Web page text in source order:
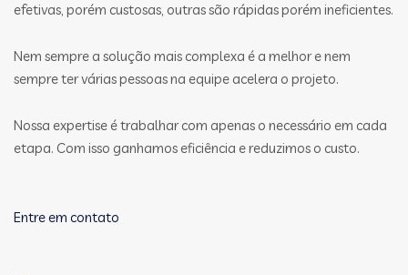
efetivas, porém custosas, outras são rápidas porém ineficientes.
Nem sempre a solução mais complexa é a melhor e nem
sempre ter várias pessoas na equipe acelera o projeto.
Nossa expertise é trabalhar com apenas o necessário em cada
etapa. Com isso ganhamos eficiência e reduzimos o custo.
Entre em contato